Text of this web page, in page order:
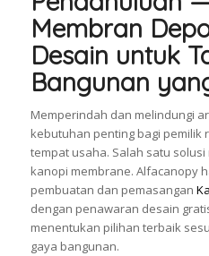
Membran
Desain untuk
Bangunan
Memperindah dan melindungi
kebutuhan penting bagi pemilik
tempat usaha. Salah satu
kanopi membrane. Alfacanopy
pembuatan dan pemasangan
dengan penawaran desain
menentukan pilihan terbaik
gaya bangunan.